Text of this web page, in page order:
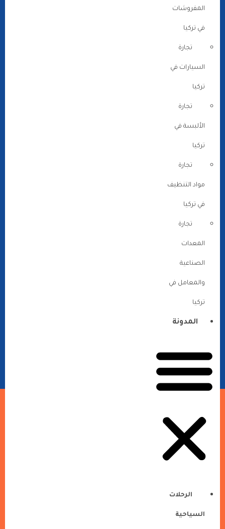
المفروشات
في تركيا
تجارة
السيارات في
تركيا
تجارة
الألبسة في
تركيا
تجارة
مواد التنظيف
في تركيا
تجارة
المعدات
الصناعية
والمعامل في
تركيا
المدونة
الرحلات
السياحية